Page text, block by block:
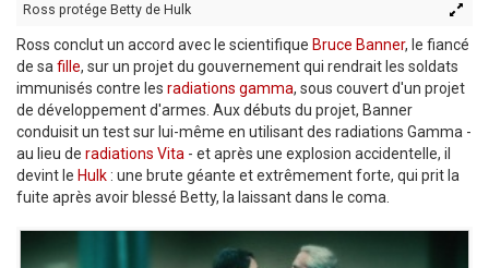
Ross protége Betty de Hulk
Ross conclut un accord avec le scientifique Bruce Banner, le fiancé
de sa fille, sur un projet du gouvernement qui rendrait les soldats
immunisés contre les radiations gamma, sous couvert d'un projet
de développement d'armes. Aux débuts du projet, Banner
conduisit un test sur lui-même en utilisant des radiations Gamma -
au lieu de radiations Vita - et après une explosion accidentelle, il
devint le Hulk : une brute géante et extrêmement forte, qui prit la
fuite après avoir blessé Betty, la laissant dans le coma.